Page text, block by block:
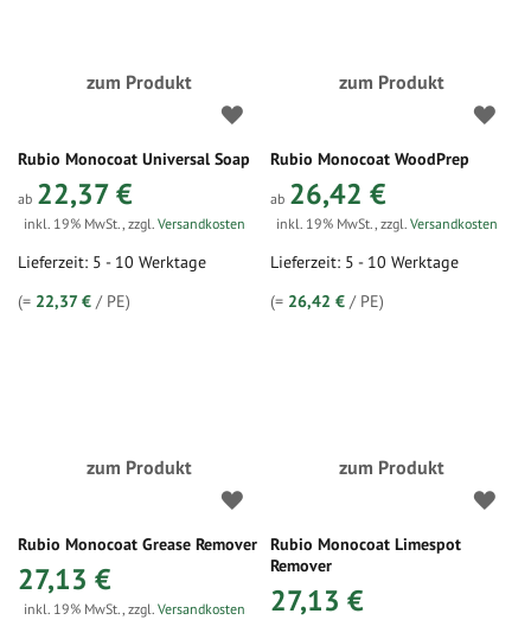
zum Produkt
Rubio Monocoat Universal Soap
ab 22,37 €
inkl. 19% MwSt., zzgl. Versandkosten
Lieferzeit: 5 - 10 Werktage
(= 22,37 € / PE)
zum Produkt
Rubio Monocoat WoodPrep
ab 26,42 €
inkl. 19% MwSt.,zzgl.Versandkosten
Lieferzeit: 5 - 10 Werktage
(= 26,42 € / PE)
zum Produkt
Rubio Monocoat Grease Remover
27,13 €
inkl. 19% MwSt., zzgl. Versandkosten
zum Produkt
Rubio Monocoat Limespot
Remover
27,13 €